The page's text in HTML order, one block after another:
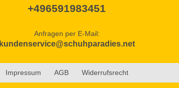
+496591983451
Anfragen per E-Mail:
kundenservice@schuhparadies.net
Impressum AGB Widerrufsrecht